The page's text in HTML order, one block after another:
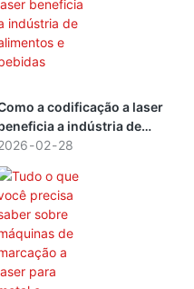
a codificação a laser
a indústria de
e bebidas
02 28